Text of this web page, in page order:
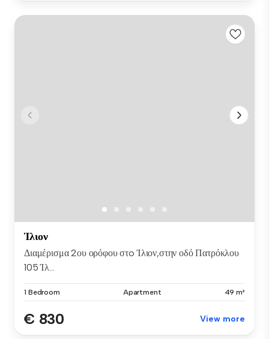
Ίλιον
Διαμέρισμα 2ου ορόφου στo Ίλιον,στην οδό Πατρόκλου
105 Ίλ...
1 Bedroom Apartment 49 m²
€ 830 View more